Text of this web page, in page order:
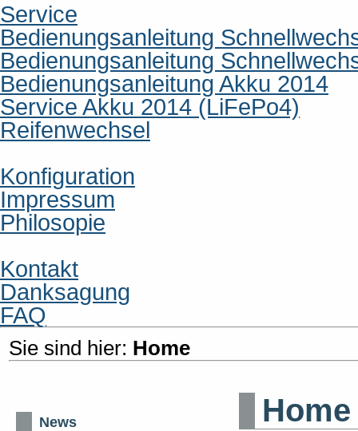
Service
Bedienungsanleitung
Bedienungsanleitung
Bedienungsanleitung Akku 2014
Service Akku 2014 (LiFePo4)
Reifenwechsel
Konfiguration
Impressum
Philosopie
Kontakt
Danksagung
FAQ
Sie sind hier: Home
News Home